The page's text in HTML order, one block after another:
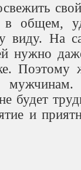
в общем,
виду. На
нужно
Поэтому
будет
и